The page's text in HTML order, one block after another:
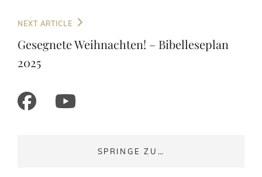
Next
Post
NEXT ARTICLE
Gesegnete Weihnachten! – Bibelleseplan
2025
facebook
mail
SPRINGE ZU…